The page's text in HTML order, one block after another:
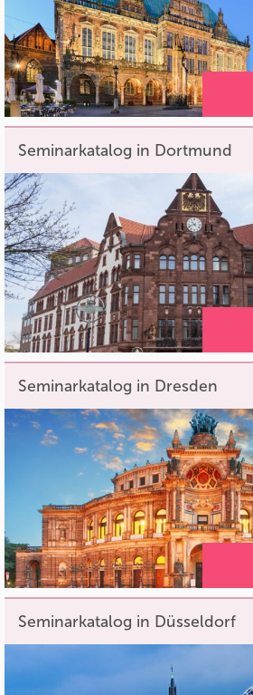
Seminarkatalog in Dortmund
Seminarkatalog in Dresden
Seminarkatalog in Düsseldorf